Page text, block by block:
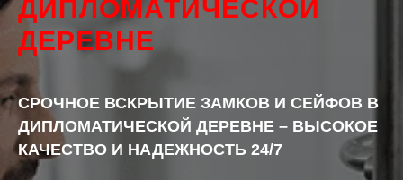
ДИПЛОМАТИЧЕСКОЙ
ДЕРЕВНЕ
СРОЧНОЕ ВСКРЫТИЕ ЗАМКОВ И СЕЙФОВ В
ДИПЛОМАТИЧЕСКОЙ ДЕРЕВНЕ – ВЫСОКОЕ
КАЧЕСТВО И НАДЕЖНОСТЬ 24/7